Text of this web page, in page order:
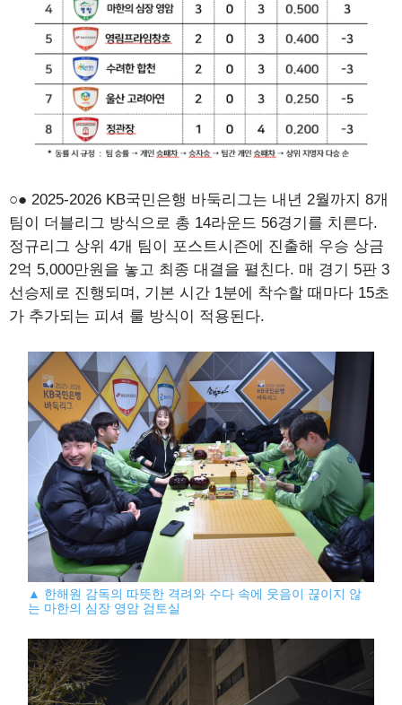
○● 2025-2026 KB국민은행 바둑리그는 내년 2월까지 8개
팀이 더블리그 방식으로 총 14라운드 56경기를 치른다.
정규리그 상위 4개 팀이 포스트시즌에 진출해 우승 상금
2억 5,000만원을 놓고 최종 대결을 펼친다. 매 경기 5판 3
선승제로 진행되며, 기본 시간 1분에 착수할 때마다 15초
가 추가되는 피셔 룰 방식이 적용된다.
▲ 한해원 감독의 따뜻한 격려와 수다 속에 웃음이 끊이지 않
는 마한의 심장 영암 검토실